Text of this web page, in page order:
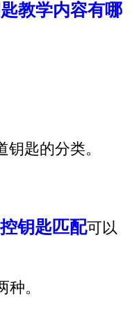
教学内容有哪
匙的分类。
钥匙匹配可以
。